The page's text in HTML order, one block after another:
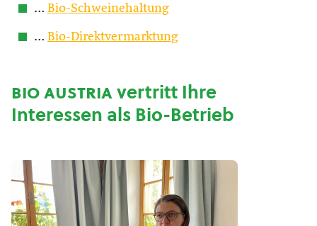
… Bio-Schweinehaltung
… Bio-Direktvermarktung
bio austriavertritt Ihre
Interessen als Bio-Betrieb